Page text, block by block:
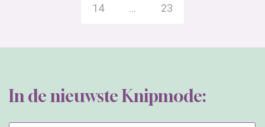
14 … 23
In de nieuwste Knipmode: